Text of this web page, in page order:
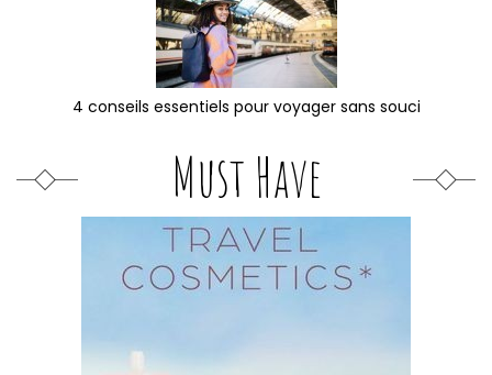
4 conseils essentiels pour voyager sans souci
Must Have